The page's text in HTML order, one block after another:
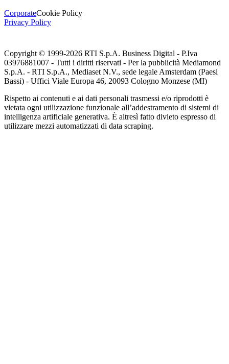
CorporateCookie Policy
Privacy Policy
Copyright © 1999-2026 RTI S.p.A. Business Digital - P.Iva
03976881007 - Tutti i diritti riservati - Per la pubblicità Mediamond
S.p.A. - RTI S.p.A., Mediaset N.V., sede legale Amsterdam (Paesi
Bassi) - Uffici Viale Europa 46, 20093 Cologno Monzese (MI)
Rispetto ai contenuti e ai dati personali trasmessi e/o riprodotti è
vietata ogni utilizzazione funzionale all’addestramento di sistemi di
intelligenza artificiale generativa. È altresì fatto divieto espresso di
utilizzare mezzi automatizzati di data scraping.